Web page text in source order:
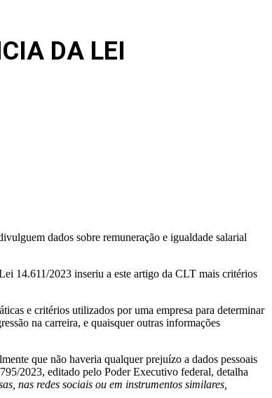
DA LEI
dados sobre remuneração e igualdade salarial
14.611/2023 inseriu a este artigo da CLT mais critérios
e critérios utilizados por uma empresa para determinar
na carreira, e quaisquer outras informações
que não haveria qualquer prejuízo a dados pessoais
2023, editado pelo Poder Executivo federal, detalha
nas redes sociais ou em instrumentos similares,